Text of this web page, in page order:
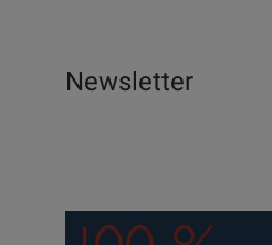
Newsletter